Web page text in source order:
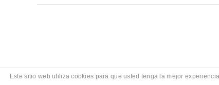
Este sitio web utiliza cookies para que usted tenga la mejor